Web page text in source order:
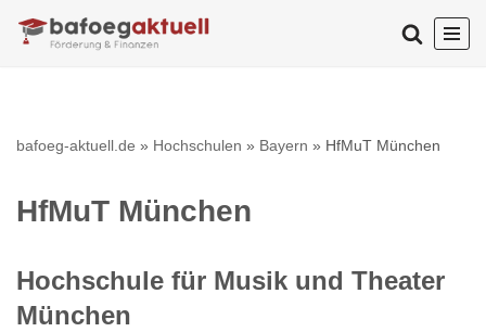
bafoeg-aktuell.de » Hochschulen » Bayern » HfMuT München
HfMuT München
Hochschule für Musik und Theater
München